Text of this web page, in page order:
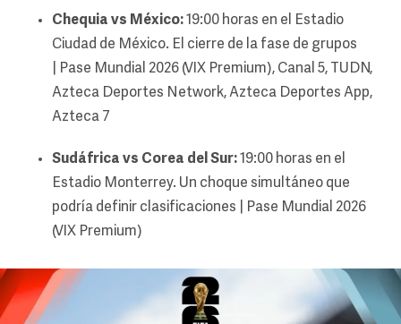
Chequia vs México:19:00 horas en el Estadio
Ciudad de México. El cierre de la fase de grupos
| Pase Mundial 2026 (VIX Premium), Canal 5, TUDN,
Azteca Deportes Network, Azteca Deportes App,
Azteca 7
Sudáfrica vs Corea del Sur:19:00 horas en el
Estadio Monterrey. Un choque simultáneo que
podría definir clasificaciones | Pase Mundial 2026
(VIX Premium)